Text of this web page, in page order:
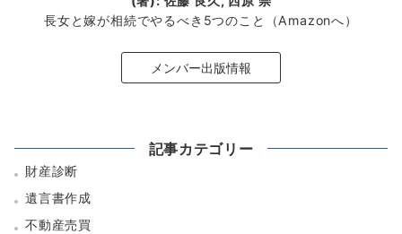
長女と嫁が相続でやるべき5つのこと（Amazonへ）
メンバー出版情報
記事カテゴリー
財産診断
遺言書作成
不動産売買